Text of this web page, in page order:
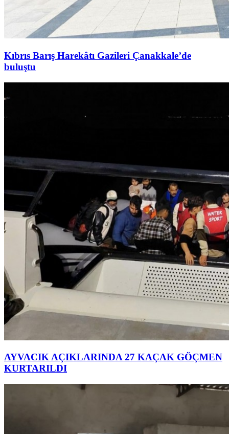
Kıbrıs Barış Harekâtı Gazileri Çanakkale’de
buluştu
AYVACIK AÇIKLARINDA 27 KAÇAK GÖÇMEN
KURTARILDI